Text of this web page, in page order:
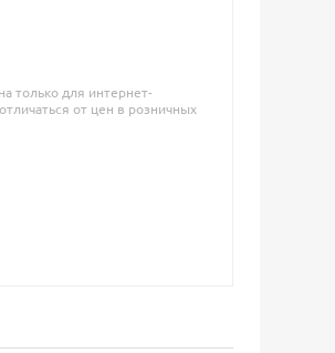
только для интернет-
от цен в розничных